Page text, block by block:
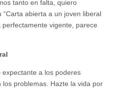
tanto en falta, quiero
abierta a un joven liberal
vigente, parece
a los poderes
problemas. Hazte la vida por